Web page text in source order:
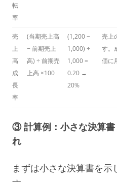
転
率
売
上
高
成
長
率
(当期売上高
− 前期売上
高) ÷ 前期売
上高 ×100
(1,200 −
1,000) ÷
1,000 =
0.20 →
20%
売上
す。
価に
③ 計算例：小さな決算
れ
まずは小さな決算書を